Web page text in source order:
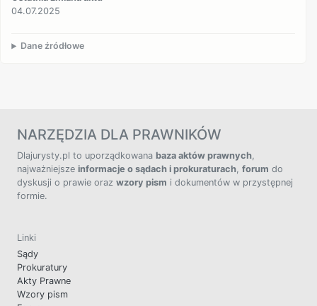
04.07.2025
Dane źródłowe
NARZĘDZIA DLA PRAWNIKÓW
Dlajurysty.pl to uporządkowana baza aktów prawnych,
najważniejsze informacje o sądach i prokuraturach, forum do
dyskusji o prawie oraz wzory pism i dokumentów w przystępnej
formie.
Linki
Sądy
Prokuratury
Akty Prawne
Wzory pism